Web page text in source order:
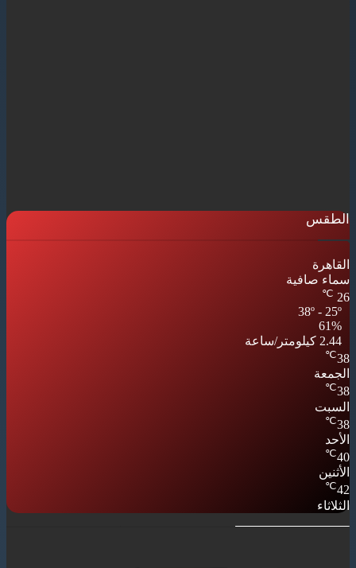
الطقس
القاهرة
سماء صافية
26
℃
38º - 25º
61%
2.44 كيلومتر/ساعة
38
℃
الجمعة
38
℃
السبت
38
℃
الأحد
40
℃
الأثنين
42
℃
الثلاثاء